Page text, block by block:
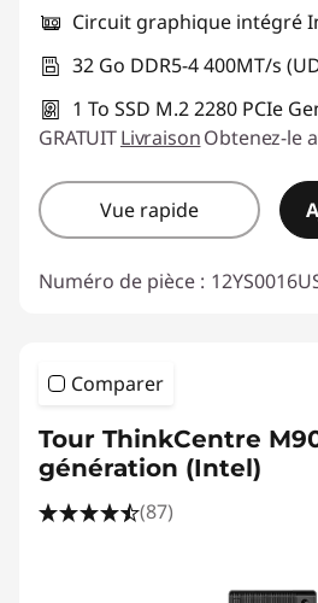
Circuit graphique intégré
32 Go DDR5-4 400MT/s
1 To SSD M.2 2280 PCIe
GRATUITLivraisonObtenez-le
Vue rapide
Numéro de pièce :
Comparer
Tour ThinkCentre
génération (Intel)
(87)